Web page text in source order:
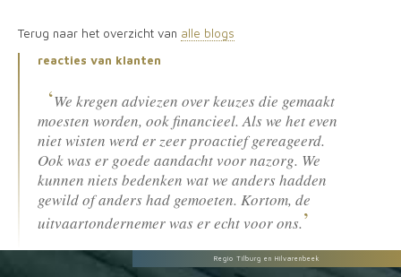
Terug naar het overzicht van alle blogs
reacties van klanten
We kregen adviezen over keuzes die gemaakt
moesten worden, ook financieel. Als we het even
niet wisten werd er zeer proactief gereageerd.
Ook was er goede aandacht voor nazorg. We
kunnen niets bedenken wat we anders hadden
gewild of anders had gemoeten. Kortom, de
uitvaartondernemer was er echt voor ons.
Regio Tilburg en Hilvarenbeek